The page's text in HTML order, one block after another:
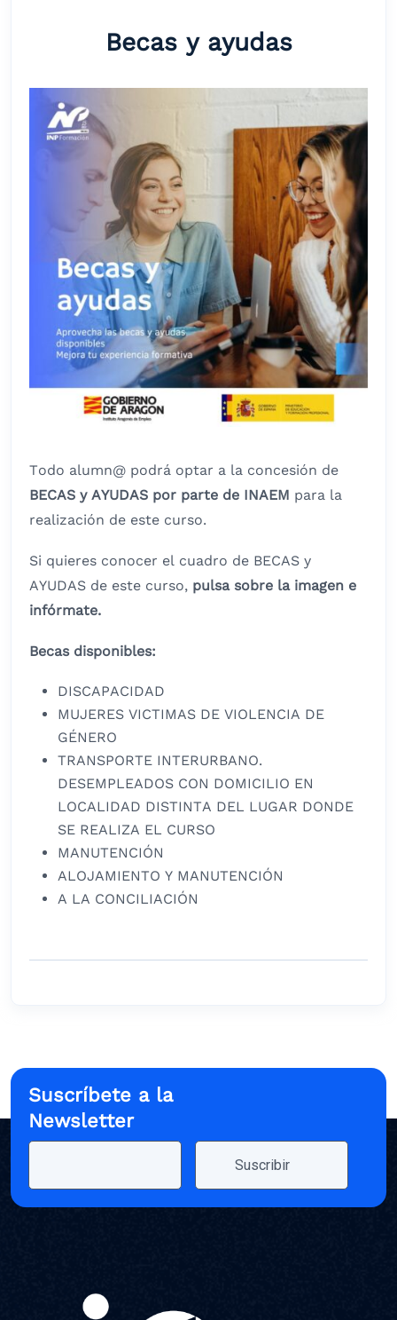
Becas y ayudas
Todo alumn@ podrá optar a la concesión de
BECAS y AYUDAS por parte de INAEM para la
realización de este curso.
Si quieres conocer el cuadro de BECAS y
AYUDAS de este curso, pulsa sobre la imagen e
infórmate.
Becas disponibles:
DISCAPACIDAD
MUJERES VICTIMAS DE VIOLENCIA DE
GÉNERO
TRANSPORTE INTERURBANO.
DESEMPLEADOS CON DOMICILIO EN
LOCALIDAD DISTINTA DEL LUGAR DONDE
SE REALIZA EL CURSO
MANUTENCIÓN
ALOJAMIENTO Y MANUTENCIÓN
A LA CONCILIACIÓN
Suscríbete a la
Newsletter